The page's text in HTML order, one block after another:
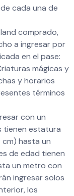
cada una de
comprado,
a ingresar por
en el pase:
mágicas y
y horarios
términos
con un
tienen estatura
hasta un
de edad tienen
un metro con
ingresar solos
los